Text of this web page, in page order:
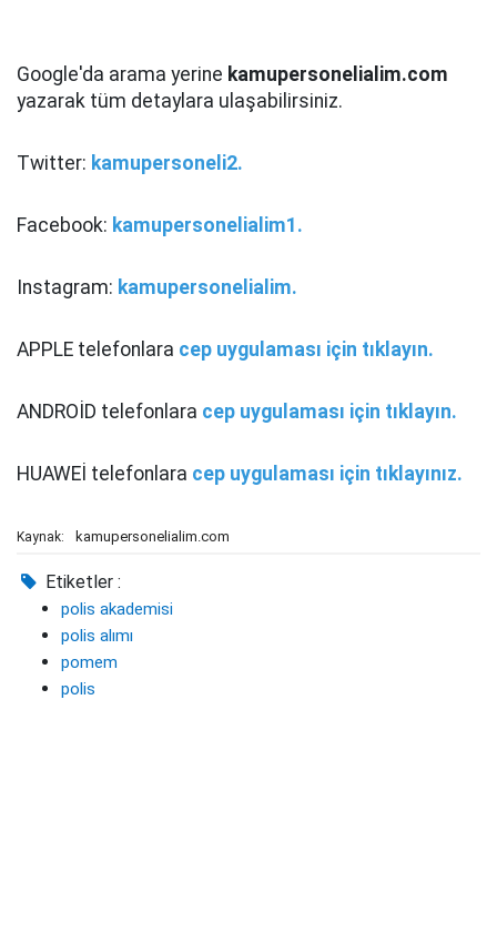
Google'da arama yerine kamupersonelialim.com
yazarak tüm detaylara ulaşabilirsiniz.
Twitter: kamupersoneli2.
Facebook: kamupersonelialim1.
Instagram: kamupersonelialim.
APPLE telefonlara cep uygulaması için tıklayın.
ANDROİD telefonlara cep uygulaması için tıklayın.
HUAWEİ telefonlara cep uygulaması için tıklayınız.
Kaynak: kamupersonelialim.com
Etiketler :
polis akademisi
polis alımı
pomem
polis